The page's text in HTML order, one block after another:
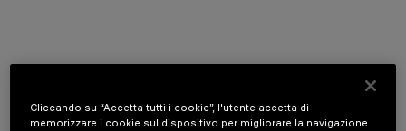
COMPONENTI OPZIONALI
Cliccando su “Accetta tutti i cookie”, l'utente accetta di
memorizzare i cookie sul dispositivo per migliorare la navigazione